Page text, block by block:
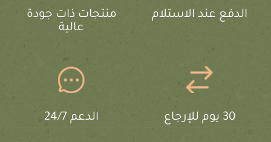
منتجات ذات جودة
عالية
الدفع عند الاستلام
الدعم 24/7 30 يوم للإرجاع